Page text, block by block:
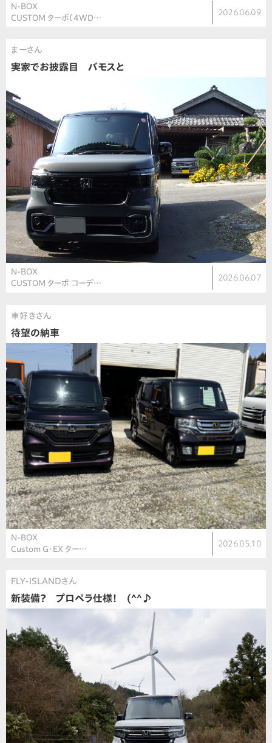
N-BOX
CUSTOM ターボ（4WD…
2026.06.09
まーさん
実家でお披露目 バモスと
N-BOX
CUSTOM ターボ コーデ…
2026.06.07
車好きさん
待望の納車
N-BOX
Custom G・EX ター…
2026.05.10
FLY-ISLANDさん
新装備？ プロペラ仕様！ (^^♪